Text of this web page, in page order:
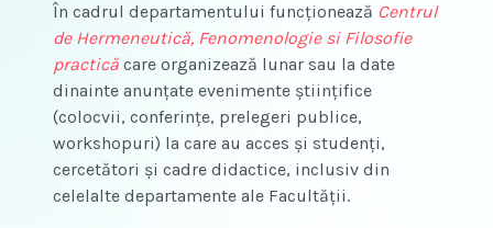
În cadrul departamentului funcționează Centrul
de Hermeneutică, Fenomenologie si Filosofie
practică care organizează lunar sau la date
dinainte anunțate evenimente științifice
(colocvii, conferințe, prelegeri publice,
workshopuri) la care au acces și studenți,
cercetători și cadre didactice, inclusiv din
celelalte departamente ale Facultății.